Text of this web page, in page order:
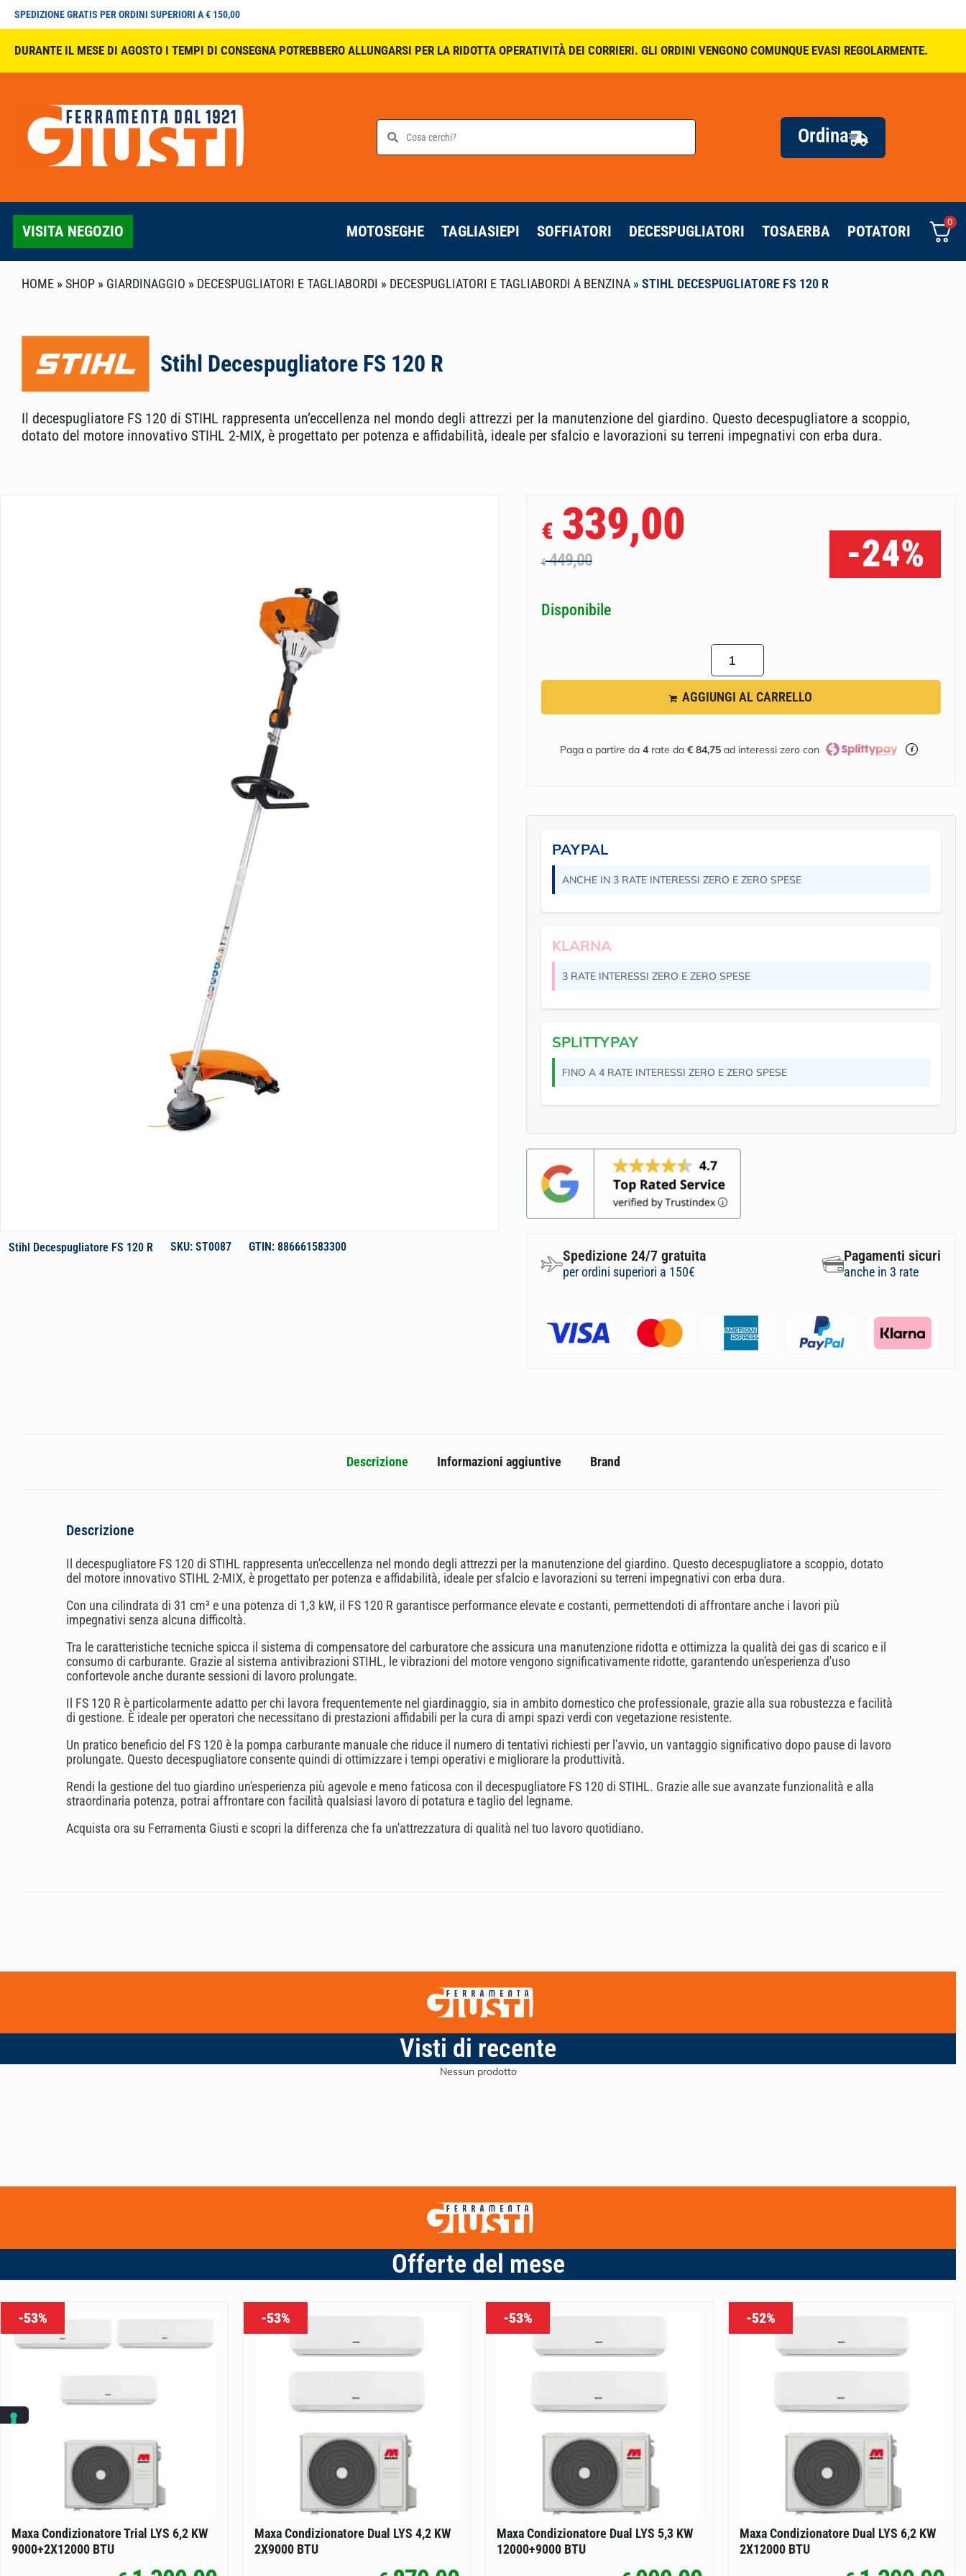
SPEDIZIONE GRATIS PER ORDINI SUPERIORI A € 150,00
DURANTE IL MESE DI AGOSTO I TEMPI DI CONSEGNA POTREBBERO ALLUNGARSI PER LA RIDOTTA OPERATIVITÀ DEI CORRIERI. GLI ORDINI VENGONO COMUNQUE EVASI REGOLARMENTE.
Ordina
VISITA NEGOZIO MOTOSEGHE TAGLIASIEPI SOFFIATORI DECESPUGLIATORI TOSAERBA POTATORI
0
HOME »SHOP » GIARDINAGGIO » DECESPUGLIATORI E TAGLIABORDI » DECESPUGLIATORI E TAGLIABORDI A BENZINA »STIHL DECESPUGLIATORE FS 120 R
Stihl Decespugliatore FS 120 R
Il decespugliatore FS 120 di STIHL rappresenta un’eccellenza nel mondo degli attrezzi per la manutenzione del giardino. Questo decespugliatore a scoppio,
dotato del motore innovativo STIHL 2-MIX, è progettato per potenza e affidabilità, ideale per sfalcio e lavorazioni su terreni impegnativi con erba dura.
Stihl Decespugliatore FS 120 R SKU: ST0087 GTIN: 886661583300
€449,00
€339,00
-24%
Disponibile
AGGIUNGI AL CARRELLO
Paga a partire da 4rate da €84,75ad interessi zero con
PAYPAL
ANCHE IN 3 RATE INTERESSI ZERO E ZERO SPESE
KLARNA
3 RATE INTERESSI ZERO E ZERO SPESE
SPLITTYPAY
FINO A 4 RATE INTERESSI ZERO E ZERO SPESE
Spedizione 24/7 gratuita
per ordini superiori a 150€
Pagamenti sicuri
anche in 3 rate
Descrizione Informazioni aggiuntive Brand
Descrizione
Il decespugliatore FS 120 di STIHL rappresenta un'eccellenza nel mondo degli attrezzi per la manutenzione del giardino. Questo decespugliatore a scoppio, dotato
del motore innovativo STIHL 2-MIX, è progettato per potenza e affidabilità, ideale per sfalcio e lavorazioni su terreni impegnativi con erba dura.
Con una cilindrata di 31 cm³ e una potenza di 1,3 kW, il FS 120 R garantisce performance elevate e costanti, permettendoti di affrontare anche i lavori più
impegnativi senza alcuna difficoltà.
Tra le caratteristiche tecniche spicca il sistema di compensatore del carburatore che assicura una manutenzione ridotta e ottimizza la qualità dei gas di scarico e il
consumo di carburante. Grazie al sistema antivibrazioni STIHL, le vibrazioni del motore vengono significativamente ridotte, garantendo un'esperienza d'uso
confortevole anche durante sessioni di lavoro prolungate.
Il FS 120 R è particolarmente adatto per chi lavora frequentemente nel giardinaggio, sia in ambito domestico che professionale, grazie alla sua robustezza e facilità
di gestione. È ideale per operatori che necessitano di prestazioni affidabili per la cura di ampi spazi verdi con vegetazione resistente.
Un pratico beneficio del FS 120 è la pompa carburante manuale che riduce il numero di tentativi richiesti per l'avvio, un vantaggio significativo dopo pause di lavoro
prolungate. Questo decespugliatore consente quindi di ottimizzare i tempi operativi e migliorare la produttività.
Rendi la gestione del tuo giardino un'esperienza più agevole e meno faticosa con il decespugliatore FS 120 di STIHL. Grazie alle sue avanzate funzionalità e alla
straordinaria potenza, potrai affrontare con facilità qualsiasi lavoro di potatura e taglio del legname.
Acquista ora su Ferramenta Giusti e scopri la differenza che fa un'attrezzatura di qualità nel tuo lavoro quotidiano.
Visti di recente
Nessun prodotto
Offerte del mese
-53%
Maxa Condizionatore Trial LYS 6,2 KW
9000+2X12000 BTU
-53%
Maxa Condizionatore Dual LYS 4,2 KW
2X9000 BTU
-53%
Maxa Condizionatore Dual LYS 5,3 KW
12000+9000 BTU
-52%
Maxa Condizionatore Dual LYS 6,2 KW
2X12000 BTU